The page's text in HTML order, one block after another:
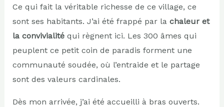
Ce qui fait la véritable richesse de ce village, ce
sont ses habitants. J’ai été frappé par la chaleur et
la convivialitéqui règnent ici. Les 300 âmes qui
peuplent ce petit coin de paradis forment une
communauté soudée, où l’entraide et le partage
sont des valeurs cardinales.
Dès mon arrivée, j’ai été accueilli à bras ouverts.